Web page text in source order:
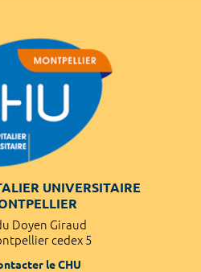
UNIVERSITAIRE
Doyen Giraud
cedex 5
le CHU